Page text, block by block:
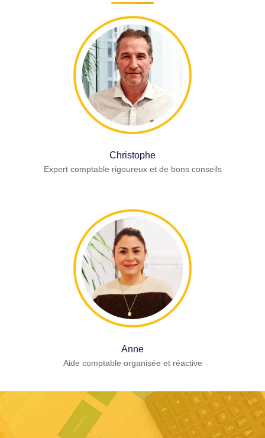
Christophe
Expert comptable rigoureux et de bons conseils
Anne
Aide comptable organisée et réactive